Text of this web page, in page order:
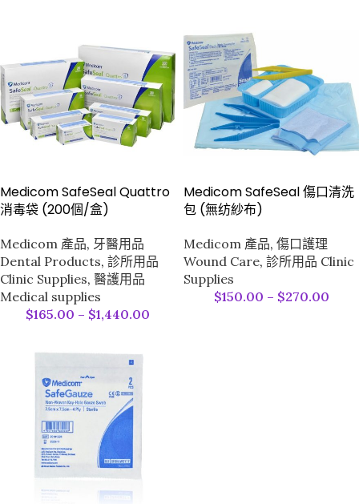
Medicom SafeSeal Quattro
消毒袋 (200個/盒)
Medicom 產品, 牙醫用品
Dental Products, 診所用品
Clinic Supplies, 醫護用品
Medical supplies
$165.00 – $1,440.00
Medicom SafeSeal 傷口清洗
包 (無纺紗布)
Medicom 產品, 傷口護理
Wound Care, 診所用品 Clinic
Supplies
$150.00 – $270.00